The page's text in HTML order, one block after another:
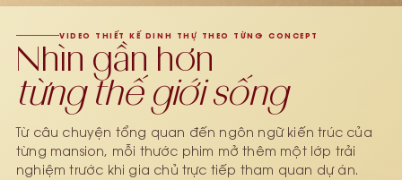
VIDEO THIẾT KẾ DINH THỰ THEO TỪNG CONCEPT
Nhìn gần hơn
từng thế giới sống
Từ câu chuyện tổng quan đến ngôn ngữ kiến trúc của
từng mansion, mỗi thước phim mở thêm một lớp trải
nghiệm trước khi gia chủ trực tiếp tham quan dự án.